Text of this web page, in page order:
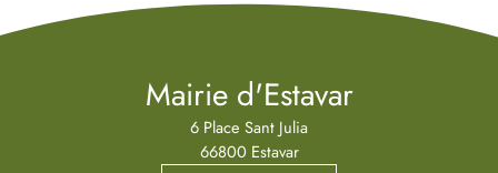
Mairie d'Estavar
6 Place Sant Julia
66800 Estavar